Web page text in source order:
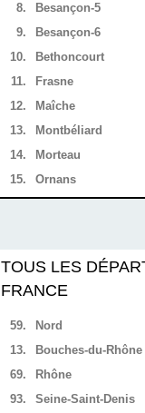
8.
Besançon-5
9.
Besançon-6
10.
Bethoncourt
11.
Frasne
12.
Maîche
13.
Montbéliard
14.
Morteau
15.
Ornans
TOUS LES
FRANCE
59.
Nord
13.
Bouches-du-Rhône
69.
Rhône
93.
Seine-Saint-Denis